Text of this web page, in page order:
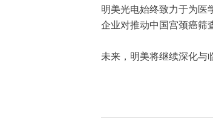
明美光电始终致力于为医
企业对推动中国宫颈癌筛
未来，明美将继续深化与